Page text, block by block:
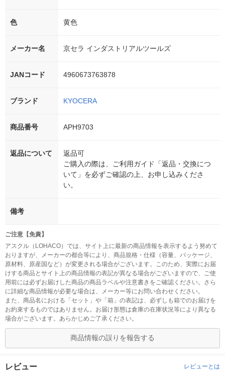
色 黄色
メーカー名 京セラ インダストリアルツールズ
JANコード 4960673763878
ブランド KYOCERA
商品番号 APH9703
返品について
返品可
ご購入の際は、ご利用ガイド「返品・交換につ
いて」を必ずご確認の上、お申し込みくださ
い。
備考
ご注意【免責】
アスクル（LOHACO）では、サイト上に最新の商品情報を表示するよう努めて
おりますが、メーカーの都合等により、商品規格・仕様（容量、パッケージ、
原材料、原産国など）が変更される場合がございます。このため、実際にお届
けする商品とサイト上の商品情報の表記が異なる場合がございますので、ご使
用前には必ずお届けした商品の商品ラベルや注意書きをご確認ください。さら
に詳細な商品情報が必要な場合は、メーカー等にお問い合わせください。
また、商品名における「セット」や「箱」の表記は、必ずしも箱でのお届けを
お約束するものではありません。お届け形態は倉庫の在庫状況等により異なる
場合がございます。あらかじめご了承ください。
商品情報の誤りを報告する
レビュー レビューとは